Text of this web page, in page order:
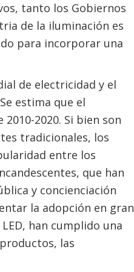
tanto los Gobiernos
de la iluminación es
para incorporar una
de electricidad y el
estima que el
2020. Si bien son
tradicionales, los
entre los
que han
y concienciación
la adopción en gran
han cumplido una
las